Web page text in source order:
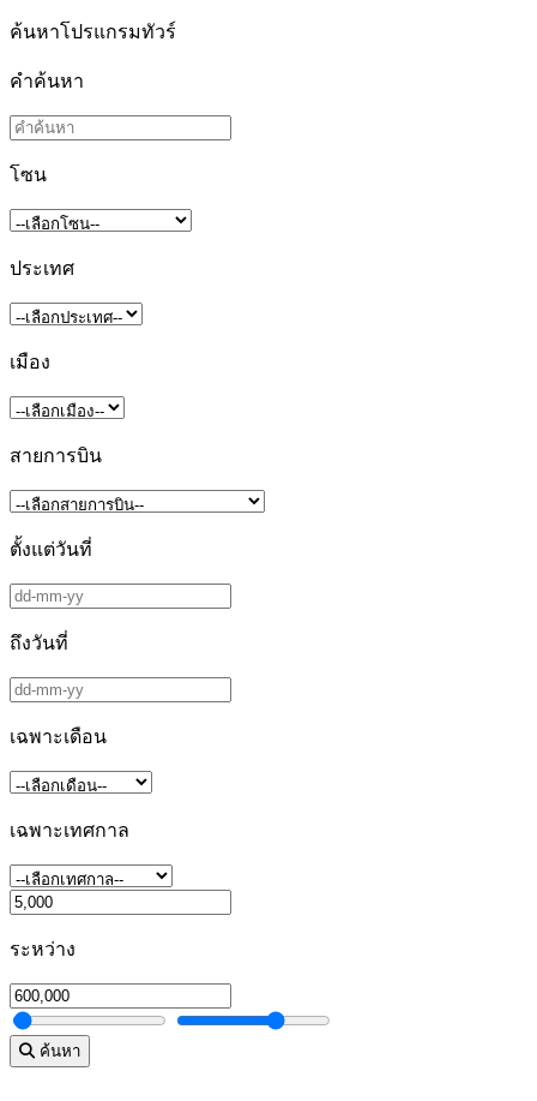
ค้นหาโปรแกรมทัวร์
คำค้นหา
โซน
ประเทศ
เมือง
สายการบิน
ตั้งแต่วันที่
ถึงวันที่
เฉพาะเดือน
เฉพาะเทศกาล
ระหว่าง
ค้นหา